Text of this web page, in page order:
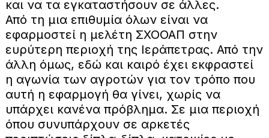
και να τα εγκαταστήσουν σε άλλες.
Από τη μια επιθυμία όλων είναι να
εφαρμοστεί η μελέτη ΣΧΟΟΑΠ στην
ευρύτερη περιοχή της Ιεράπετρας. Από την
άλλη όμως, εδώ και καιρό έχει εκφραστεί
η αγωνία των αγροτών για τον τρόπο που
αυτή η εφαρμογή θα γίνει, χωρίς να
υπάρχει κανένα πρόβλημα. Σε μια περιοχή
όπου συνυπάρχουν σε αρκετές